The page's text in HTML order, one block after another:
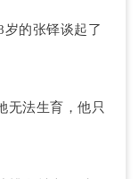
的张铎谈起了
无法生育，他只